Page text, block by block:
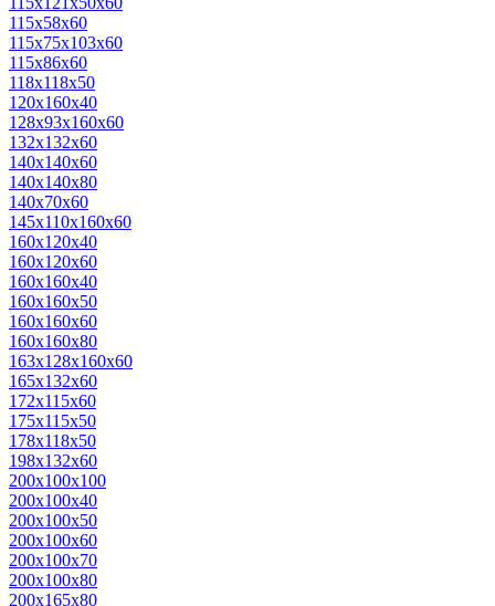
115х58х60
115х75х103х60
115х86х60
118х118х50
120х160х40
128х93х160х60
132х132х60
140х140х60
140х140х80
140х70х60
145х110х160х60
160х120х40
160х120х60
160х160х40
160х160х50
160х160х60
160х160х80
163х128х160х60
165х132х60
172х115х60
175х115х50
178х118х50
198х132х60
200х100х100
200х100х40
200х100х50
200х100х60
200х100х70
200х100х80
200х165х80